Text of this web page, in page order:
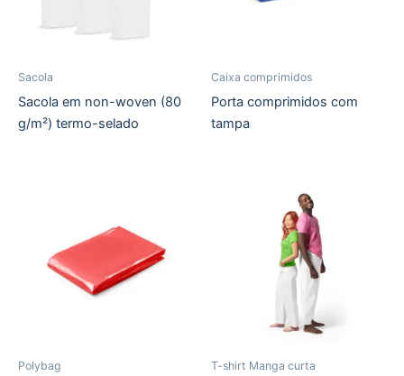
Sacola
Sacola em non-woven (80
g/m²) termo-selado
Caixa comprimidos
Porta comprimidos com
tampa
Polybag T-shirt Manga curta